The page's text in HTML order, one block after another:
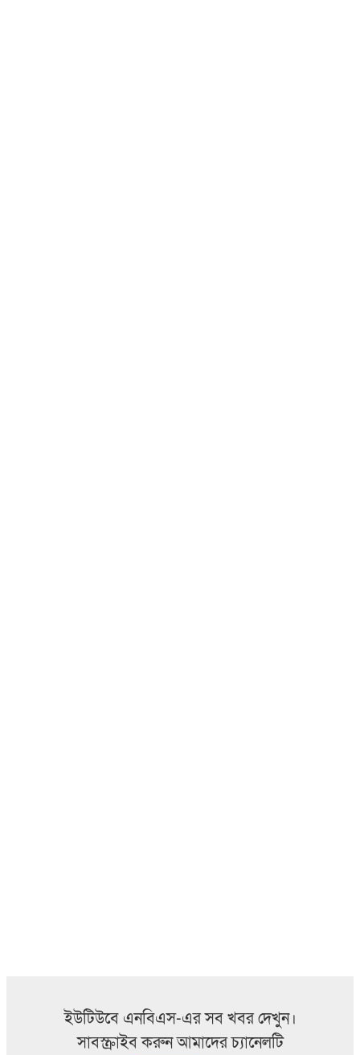
ইউটিউবে এনবিএস-এর সব খবর দেখুন।
সাবস্ক্রাইব করুন আমাদের চ্যানেলটি